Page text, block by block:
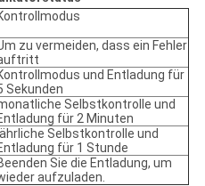
zu vermeiden, dass ein Fehler
und Entladung für
Sekunden
Selbstkontrolle und
für 2 Minuten
Selbstkontrolle und
für 1 Stunde
Sie die Entladung, um
aufzuladen.